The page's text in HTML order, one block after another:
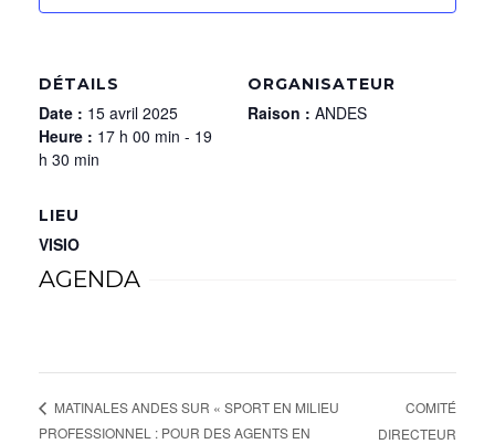
DÉTAILS
Date : 15 avril 2025
Heure : 17 h 00 min - 19
h 30 min
ORGANISATEUR
Raison : ANDES
LIEU
VISIO
AGENDA
MATINALES ANDES SUR « SPORT EN MILIEU
PROFESSIONNEL : POUR DES AGENTS EN
COMITÉ
DIRECTEUR